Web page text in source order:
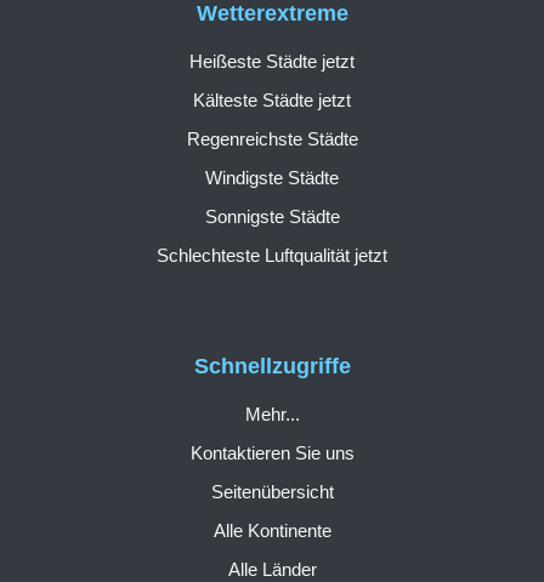
Schnellzugriffe
Mehr...
Kontaktieren Sie uns
Seitenübersicht
Alle Kontinente
Alle Länder
Wetterextreme
Heißeste Städte jetzt
Kälteste Städte jetzt
Regenreichste Städte
Windigste Städte
Sonnigste Städte
Schlechteste Luftqualität jetzt